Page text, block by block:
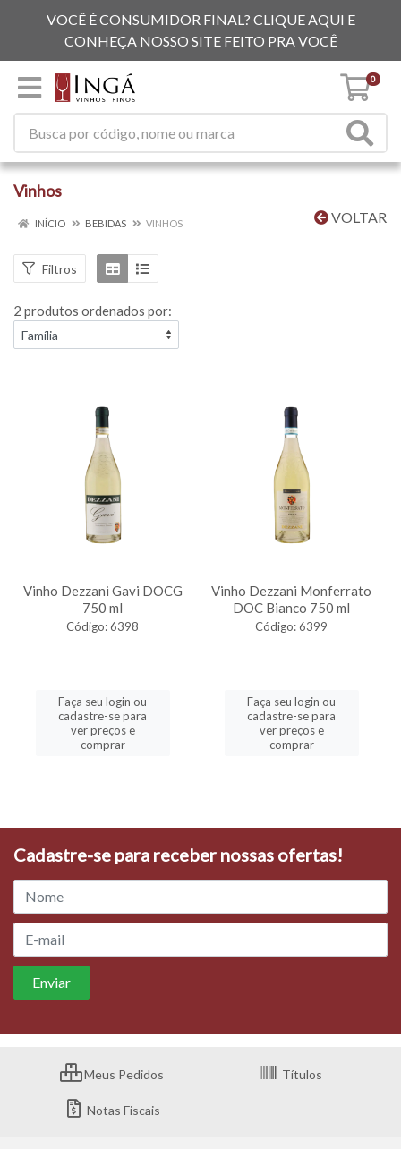
VOCÊ É CONSUMIDOR FINAL? CLIQUE AQUI E
CONHEÇA NOSSO SITE FEITO PRA VOCÊ
0
Vinhos
VOLTAR
INÍCIO BEBIDAS VINHOS
Filtros
2 produtos ordenados por:
Vinho Dezzani Gavi DOCG
750 ml
Código: 6398
Faça seu login ou
cadastre-se para
ver preços e
comprar
Vinho Dezzani Monferrato
DOC Bianco 750 ml
Código: 6399
Faça seu login ou
cadastre-se para
ver preços e
comprar
Cadastre-se para receber nossas ofertas!
Meus Pedidos Títulos
Notas Fiscais